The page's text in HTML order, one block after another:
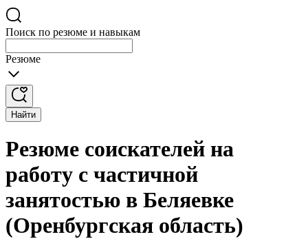
Поиск по резюме и навыкам
Резюме
Найти
Резюме соискателей на
работу с частичной
занятостью в Беляевке
(Оренбургская область)